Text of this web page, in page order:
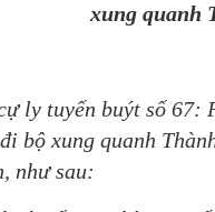
xung quanh
ly tuyến buýt số 67:
bộ xung quanh
như sau: